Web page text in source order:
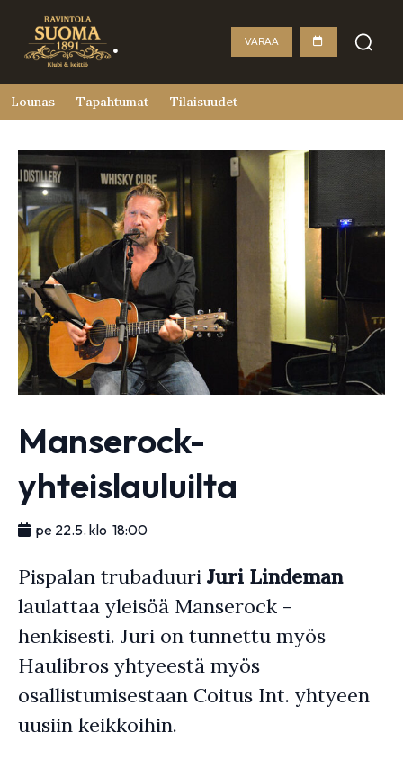
VARAA
Lounas Tapahtumat Tilaisuudet
Manserock-
yhteislauluilta
pe 22.5. klo 18:00
Pispalan trubaduuri Juri Lindeman
laulattaa yleisöä Manserock -
henkisesti. Juri on tunnettu myös
Haulibros yhtyeestä myös
osallistumisestaan Coitus Int. yhtyeen
uusiin keikkoihin.